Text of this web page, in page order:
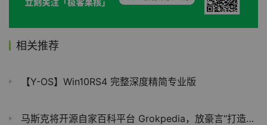
相关推荐
【Y-OS】Win10RS4 完整深度精简专业版
马斯克将开源自家百科平台 Grokpedia，放豪言“打造现代亚历山大图书馆”